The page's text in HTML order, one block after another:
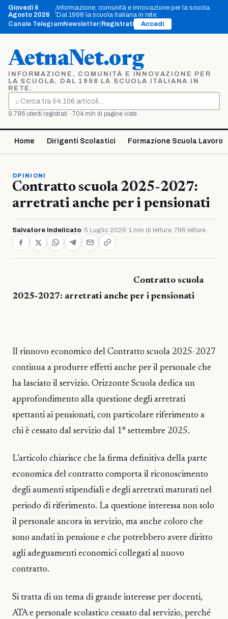
Vai
contenuto
Giovedì 6
Agosto 2026
Informazione, comunità e innovazione per la scuola.
Dal 1998 la scuola italiana in rete.
Canale TelegramNewsletter Registrati Accedi
AetnaNet.org
INFORMAZIONE, COMUNITÀ E INNOVAZIONE PER
LA SCUOLA. DAL 1998 LA SCUOLA ITALIANA IN
RETE.
⌕
Cerca
9.786 utenti registrati · 704 mln di pagine viste
Home Dirigenti Scolastici Formazione Scuola Lavoro
OPINIONI
Contratto scuola 2025-2027:
arretrati anche per i pensionati
Salvatore Indelicato · 5 Luglio 2026 ·1 min di lettura·796 letture
Contratto scuola
2025-2027: arretrati anche per i pensionati
Il rinnovo economico del Contratto scuola 2025-2027
continua a produrre effetti anche per il personale che
ha lasciato il servizio. Orizzonte Scuola dedica un
approfondimento alla questione degli arretrati
spettanti ai pensionati, con particolare riferimento a
chi è cessato dal servizio dal 1° settembre 2025.
L’articolo chiarisce che la firma definitiva della parte
economica del contratto comporta il riconoscimento
degli aumenti stipendiali e degli arretrati maturati nel
periodo di riferimento. La questione interessa non solo
il personale ancora in servizio, ma anche coloro che
sono andati in pensione e che potrebbero avere diritto
agli adeguamenti economici collegati al nuovo
contratto.
Si tratta di un tema di grande interesse per docenti,
ATA e personale scolastico cessato dal servizio, perché